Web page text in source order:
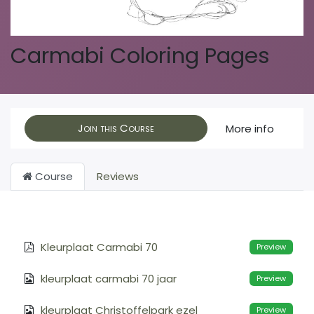
Carmabi Coloring Pages
Join this Course More info
Course Reviews
Kleurplaat Carmabi 70 Preview
kleurplaat carmabi 70 jaar Preview
kleurplaat Christoffelpark ezel Preview